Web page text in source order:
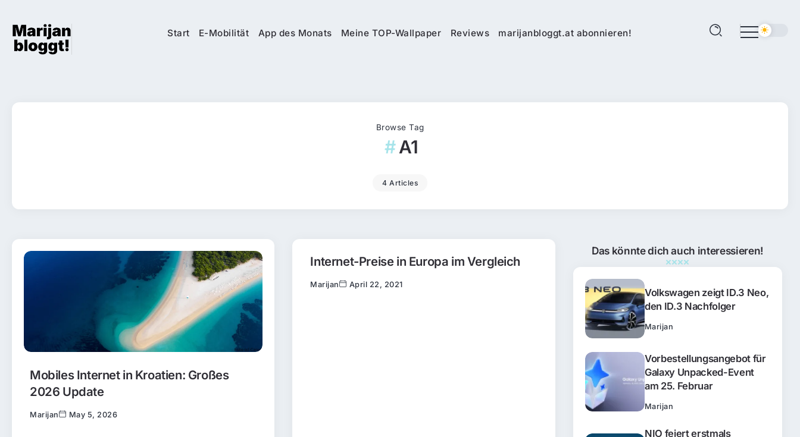
Start E-Mobilität App des Monats Meine TOP-Wallpaper Reviews marijanbloggt.at abonnieren!
Browse Tag
A1
4 Articles
Mobiles Internet in Kroatien: Großes
2026 Update
Marijan May 5, 2026
Internet-Preise in Europa im Vergleich
Marijan April 22, 2021
Das könnte dich auch interessieren!
Volkswagen zeigt ID.3 Neo,
den ID.3 Nachfolger
Marijan
Vorbestellungsangebot für
Galaxy Unpacked-Event
am 25. Februar
Marijan
NIO feiert erstmals